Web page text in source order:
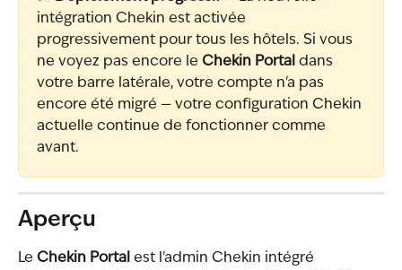
intégration Chekin est activée
progressivement pour tous les hôtels. Si vous
ne voyez pas encore le Chekin Portal dans
votre barre latérale, votre compte n'a pas
encore été migré — votre configuration Chekin
actuelle continue de fonctionner comme
avant.
Aperçu
Le Chekin Portal est l'admin Chekin intégré